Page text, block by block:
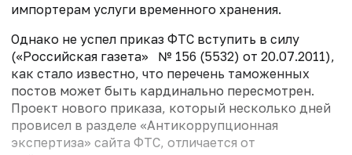
импортерам услуги временного хранения.
Однако не успел приказ ФТС вступить в силу
(«Российская газета» № 156 (5532) от 20.07.2011),
как стало известно, что перечень таможенных
постов может быть кардинально пересмотрен.
Проект нового приказа, который несколько дней
провисел в разделе «Антикоррупционная
экспертиза» сайта ФТС, отличается от